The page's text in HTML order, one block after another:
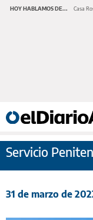
HOY HABLAMOS DE... Casa
Servicio
31 de marzo de